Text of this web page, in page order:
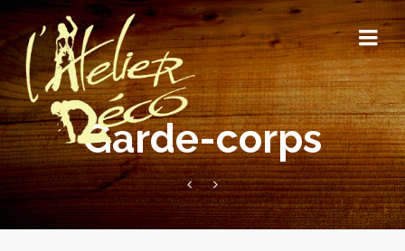
Garde-corps